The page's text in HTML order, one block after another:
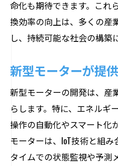
命化も期待できます。これ
換効率の向上は、多くの産
し、持続可能な社会の構築
新型モーターが提
新型モーターの開発は、産
らします。特に、エネルギ
操作の自動化やスマート化
モーターは、IoT技術と組
タイムでの状態監視や予測